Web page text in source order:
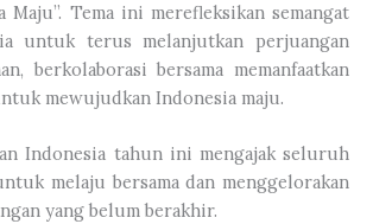
Tema ini merefleksikan semangat
untuk terus melanjutkan perjuangan
berkolaborasi bersama memanfaatkan
mewujudkan Indonesia maju.
Indonesia tahun ini mengajak seluruh
melaju bersama dan menggelorakan
yang belum berakhir.